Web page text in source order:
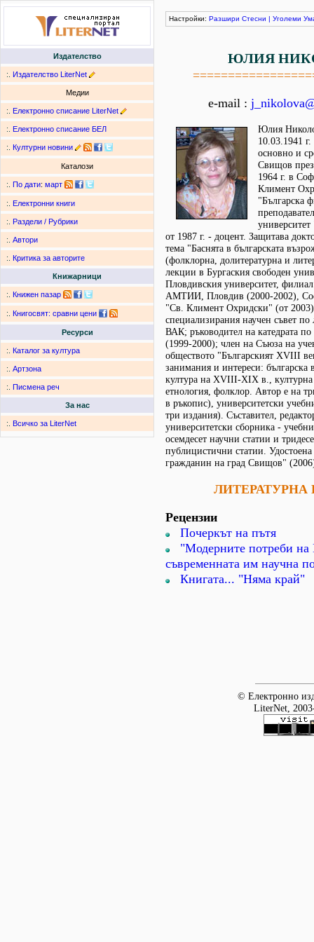
Издателство
:. Издателство LiterNet
Медии
:. Електронно списание LiterNet
:. Електронно списание БЕЛ
:. Културни новини
Каталози
:. По дати: март
:. Електронни книги
:. Раздели / Рубрики
:. Автори
:. Критика за авторите
Книжарници
:. Книжен пазар
:. Книгосвят: сравни цени
Ресурси
:. Каталог за култура
:. Артзона
:. Писмена реч
За нас
:. Всичко за LiterNet
Настройки: Разшири Стесни | Уголеми
ЮЛИЯ
e-mail :
Юлия
10.03.1941
основно и
Свищов
1964 г. в
Климент
"Българска
от 1987 г. - доцент. Защитава
тема "Баснята в българската
(фолклорна, долитературна и
лекции в Бургаския свободен
Пловдивския университет,
АМТИИ, Пловдив (2000-2002),
"Св. Климент Охридски" (от
специализирания научен съвет по
ВАК; ръководител на катедрата по
(1999-2000); член на Съюза на
обществото "Българският ХVІІІ
занимания и интереси: българска
култура на ХVІІІ-ХІХ в.,
етнология, фолклор. Автор е на
в ръкопис), университетски
три издания). Съставител,
университетски сборника -
осемдесет научни статии и
публицистични статии.
гражданин на град Свищов"
ЛИТЕРАТУРНА
Рецензии
Почеркът на пътя
"Модерните потреби на
съвременната им научна
Книгата... "Няма край"
© Електронно
LiterNet,